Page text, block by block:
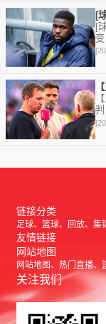
[
变
讯
站
链接分类
足球 篮球 回放 集
友情链接
网站地图
网站地图 热门直播
关注我们